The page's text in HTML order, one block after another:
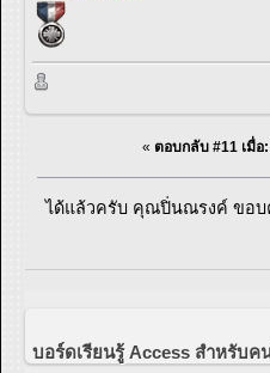
« ตอบกลับ #11 เมื่อ:
ได้แล้วครับ คุณปิ่นณรงค์ ขอบ
บอร์ดเรียนรู้ Access สำหรับค